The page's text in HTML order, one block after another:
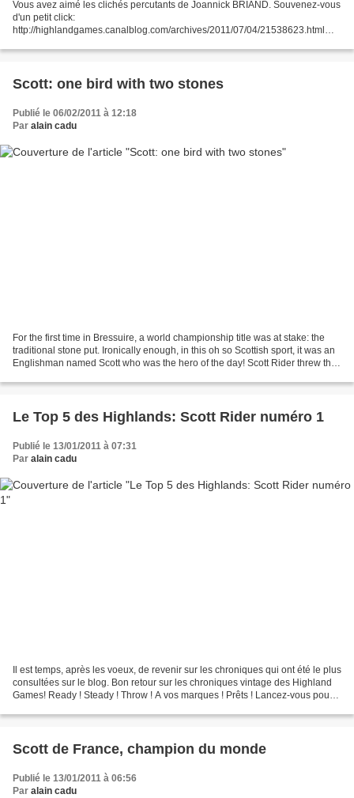
Vous avez aimé les clichés percutants de Joannick BRIAND. Souvenez-vous
d'un petit click:
http://highlandgames.canalblog.com/archives/2011/07/04/21538623.html
décevoir les fidèles lecteurs,...
Scott: one bird with two stones
Publié le 06/02/2011 à 12:18
Par alain cadu
For the first time in Bressuire, a world championship title was at stake: the
traditional stone put. Ironically enough, in this oh so Scottish sport, it was an
Englishman named Scott who was the hero of the day! Scott Rider threw the
Le Top 5 des Highlands: Scott Rider numéro 1
Publié le 13/01/2011 à 07:31
Par alain cadu
Il est temps, après les voeux, de revenir sur les chroniques qui ont été le plus
consultées sur le blog. Bon retour sur les chroniques vintage des Highland
Games! Ready ! Steady ! Throw ! A vos marques ! Prêts ! Lancez-vous pour
Scott de France, champion du monde
Publié le 13/01/2011 à 06:56
Par alain cadu